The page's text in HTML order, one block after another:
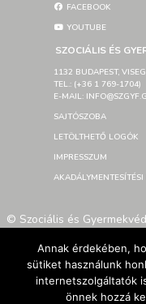
FACEBOOK
YOUTUBE
SZOCIÁLIS ÉS
1132 BUDAPEST,
TEL.: (+36 1 769-1704)
E-MAIL:
SAJTÓSZOBA
LETÖLTHETŐ LOGÓK
IMPRESSZUM
© Szociális és
Annak érdekében,
sütiket használunk
internetszolgáltatók
önnek hozzá